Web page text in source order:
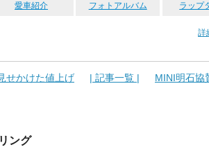
愛車紹介 フォトアルバム ラップ
詳
せかけた値上げ | 記事一覧 | MINI明石
ング